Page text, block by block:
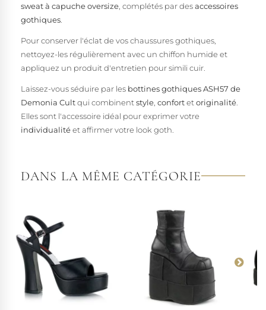
sweat à capuche oversize , complétés par desaccessoires
gothiques
Pour conserver l'éclat de vos chaussures gothiques,
nettoyez-les régulièrement avec un chiffon humide et
appliquez un produit d'entretien pour simili cuir.
Laissez-vous séduire par les bottines gothiques ASH57 de
Demonia Cultqui combinentstyle confortetoriginalité
Elles sont l'accessoire idéal pour exprimer votre
individualitéet affirmer votre look goth.
DANS LA MÊME CATÉGORIE